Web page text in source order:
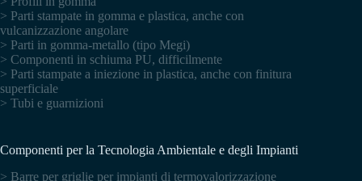
> Parti stampate in gomma e plastica, anche con
vulcanizzazione angolare
> Parti in gomma-metallo (tipo Megi)
> Componenti in schiuma PU, difficilmente
> Parti stampate a iniezione in plastica, anche con finitura
superficiale
> Tubi e guarnizioni
Componenti per la Tecnologia Ambientale e degli Impianti
> Barre per griglie per impianti di termovalorizzazione